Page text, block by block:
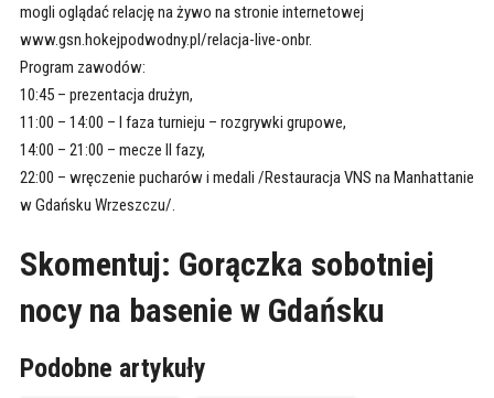
mogli oglądać relację na żywo na stronie internetowej
www.gsn.hokejpodwodny.pl/relacja-live-onbr.
Program zawodów:
10:45 – prezentacja drużyn,
11:00 – 14:00 – I faza turnieju – rozgrywki grupowe,
14:00 – 21:00 – mecze II fazy,
22:00 – wręczenie pucharów i medali /Restauracja VNS na Manhattanie
w Gdańsku Wrzeszczu/.
Skomentuj: Gorączka sobotniej
nocy na basenie w Gdańsku
Podobne artykuły